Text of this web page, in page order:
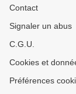
Contact
Signaler un abus
C.G.U.
Cookies et
Préférences